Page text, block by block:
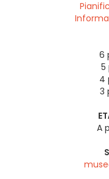
6
5
4
3
A